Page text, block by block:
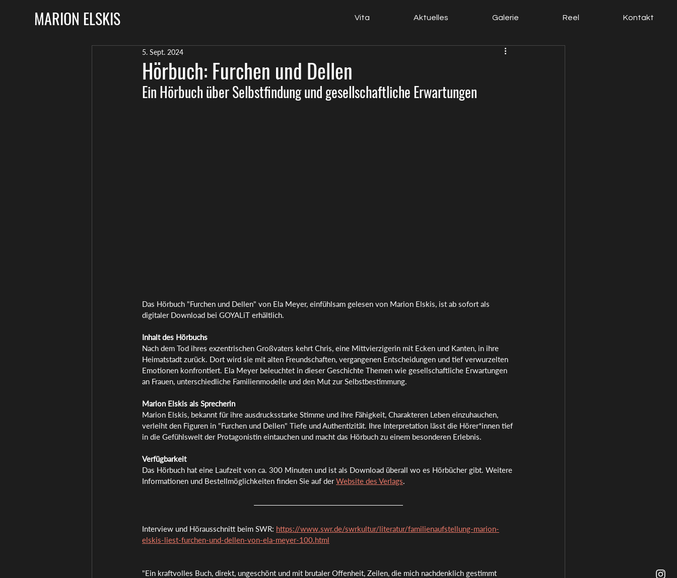
MARION ELSKIS Vita Aktuelles Galerie Reel Kontakt
Hörbuch: Furchen und Dellen
5. Sept. 2024
Ein Hörbuch über Selbstfindung und gesellschaftliche Erwartungen
Das Hörbuch "Furchen und Dellen" von Ela Meyer, einfühlsam gelesen von Marion Elskis, ist ab sofort als
digitaler Download bei GOYALiT erhältlich.
Inhalt des Hörbuchs
Nach dem Tod ihres exzentrischen Großvaters kehrt Chris, eine Mittvierzigerin mit Ecken und Kanten, in ihre
Heimatstadt zurück. Dort wird sie mit alten Freundschaften, vergangenen Entscheidungen und tief verwurzelten
Emotionen konfrontiert. Ela Meyer beleuchtet in dieser Geschichte Themen wie gesellschaftliche Erwartungen
an Frauen, unterschiedliche Familienmodelle und den Mut zur Selbstbestimmung.
Marion Elskis als Sprecherin
Marion Elskis, bekannt für ihre ausdrucksstarke Stimme und ihre Fähigkeit, Charakteren Leben einzuhauchen,
verleiht den Figuren in "Furchen und Dellen" Tiefe und Authentizität. Ihre Interpretation lässt die Hörer*innen tief
in die Gefühlswelt der Protagonistin eintauchen und macht das Hörbuch zu einem besonderen Erlebnis.
Verfügbarkeit
Das Hörbuch hat eine Laufzeit von ca. 300 Minuten und ist als Download überall wo es Hörbücher gibt. Weitere
Informationen und Bestellmöglichkeiten finden Sie auf der Website des Verlags.
Interview und Hörausschnitt beim SWR: https://www.swr.de/swrkultur/literatur/familienaufstellung-marion-
elskis-liest-furchen-und-dellen-von-ela-meyer-100.html
"Ein kraftvolles Buch, direkt, ungeschönt und mit brutaler Offenheit, Zeilen, die mich nachdenklich gestimmt